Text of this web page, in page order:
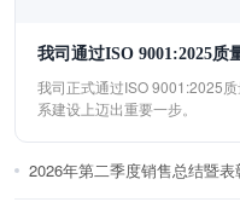
我司通过ISO 9001:2025质
我司正式通过ISO 9001:2025
系建设上迈出重要一步。
2026年第二季度销售总结暨